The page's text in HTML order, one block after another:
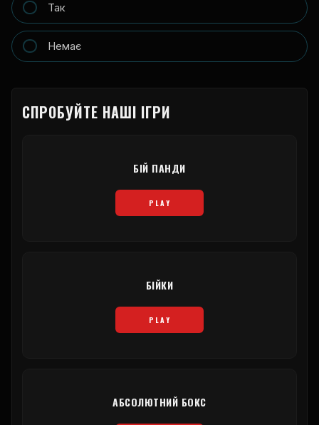
Так
Немає
СПРОБУЙТЕ НАШІ ІГРИ
БІЙ ПАНДИ
PLAY
БІЙКИ
PLAY
АБСОЛЮТНИЙ БОКС